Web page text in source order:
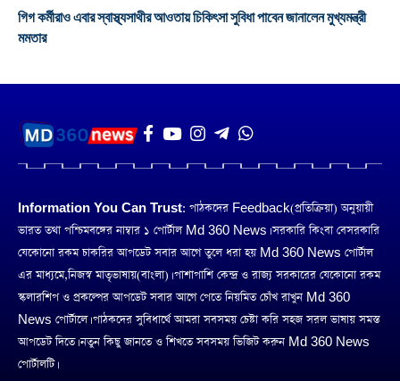
গিগ কর্মীরাও এবার স্বাস্থ্যসাথীর আওতায় চিকিৎসা সুবিধা পাবেন জানালেন মুখ্যমন্ত্রী
মমতার
Information You Can Trust: পাঠকদের Feedback(প্রতিক্রিয়া) অনুয়ায়ী
ভারত তথা পশ্চিমবঙ্গের নাম্বার ১ পোর্টাল Md 360 News। সরকারি কিংবা বেসরকারি
যেকোনো রকম চাকরির আপডেট সবার আগে তুলে ধরা হয় Md 360 News পোর্টাল
এর মাধ্যমে,নিজস্ব মাতৃভাষায়(বাংলা)। পাশাপাশি কেন্দ্র ও রাজ্য সরকারের যেকোনো রকম
স্কলারশিপ ও প্রকল্পের আপডেট সবার আগে পেতে নিয়মিত চোঁখ রাখুন Md 360
News পোর্টালে। পাঠকদের সুবিধার্থে আমরা সবসময় চেষ্টা করি সহজ সরল ভাষায় সমস্ত
আপডেট দিতে। নতুন কিছু জানতে ও শিখতে সবসময় ভিজিট করুন Md 360 News
পোর্টালটি।